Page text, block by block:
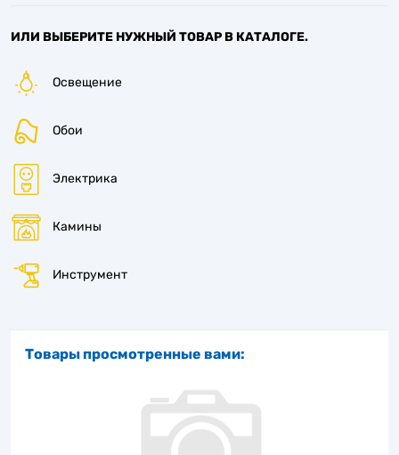
ИЛИ ВЫБЕРИТЕ НУЖНЫЙ ТОВАР В КАТАЛОГЕ.
Освещение
Обои
Электрика
Камины
Инструмент
Товары просмотренные вами: